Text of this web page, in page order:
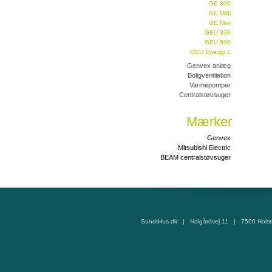
GE 890
GE Midi
GE Mini
GEU 390
GEU 590
GEU Energy 1
Genvex anlæg
Boligventilation
Varmepumper
Centralstøvsuger
Mærker
Genvex
Mitsubishi Electric
BEAM centralstøvsuger
SundtHus.dk | Halgårdvej 11 | 7500